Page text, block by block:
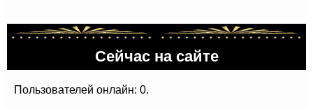
Сейчас на сайте
Пользователей онлайн: 0.